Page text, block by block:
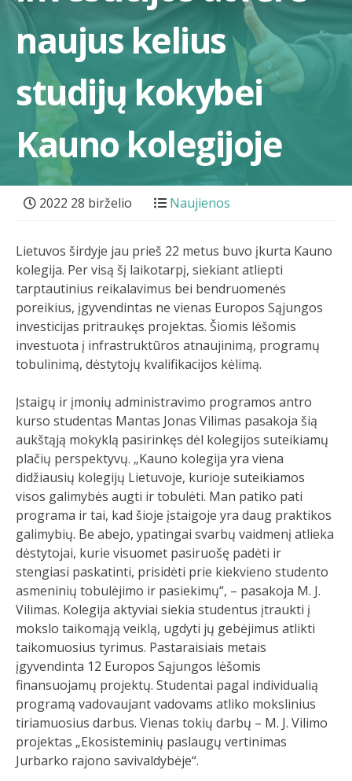
naujus kelius
studijų kokybei
Kauno kolegijoje
2022 28 birželio Naujienos
Lietuvos širdyje jau prieš 22 metus buvo įkurta Kauno
kolegija. Per visą šį laikotarpį, siekiant atliepti
tarptautinius reikalavimus bei bendruomenės
poreikius, įgyvendintas ne vienas Europos Sąjungos
investicijas pritraukęs projektas. Šiomis lėšomis
investuota į infrastruktūros atnaujinimą, programų
tobulinimą, dėstytojų kvalifikacijos kėlimą.
Įstaigų ir įmonių administravimo programos antro
kurso studentas Mantas Jonas Vilimas pasakoja šią
aukštąją mokyklą pasirinkęs dėl kolegijos suteikiamų
plačių perspektyvų. „Kauno kolegija yra viena
didžiausių kolegijų Lietuvoje, kurioje suteikiamos
visos galimybės augti ir tobulėti. Man patiko pati
programa ir tai, kad šioje įstaigoje yra daug praktikos
galimybių. Be abejo, ypatingai svarbų vaidmenį atlieka
dėstytojai, kurie visuomet pasiruošę padėti ir
stengiasi paskatinti, prisidėti prie kiekvieno studento
asmeninių tobulėjimo ir pasiekimų“, – pasakoja M. J.
Vilimas. Kolegija aktyviai siekia studentus įtraukti į
mokslo taikomąją veiklą, ugdyti jų gebėjimus atlikti
taikomuosius tyrimus. Pastaraisiais metais
įgyvendinta 12 Europos Sąjungos lėšomis
finansuojamų projektų. Studentai pagal individualią
programą vadovaujant vadovams atliko mokslinius
tiriamuosius darbus. Vienas tokių darbų – M. J. Vilimo
projektas „Ekosisteminių paslaugų vertinimas
Jurbarko rajono savivaldybėje“.